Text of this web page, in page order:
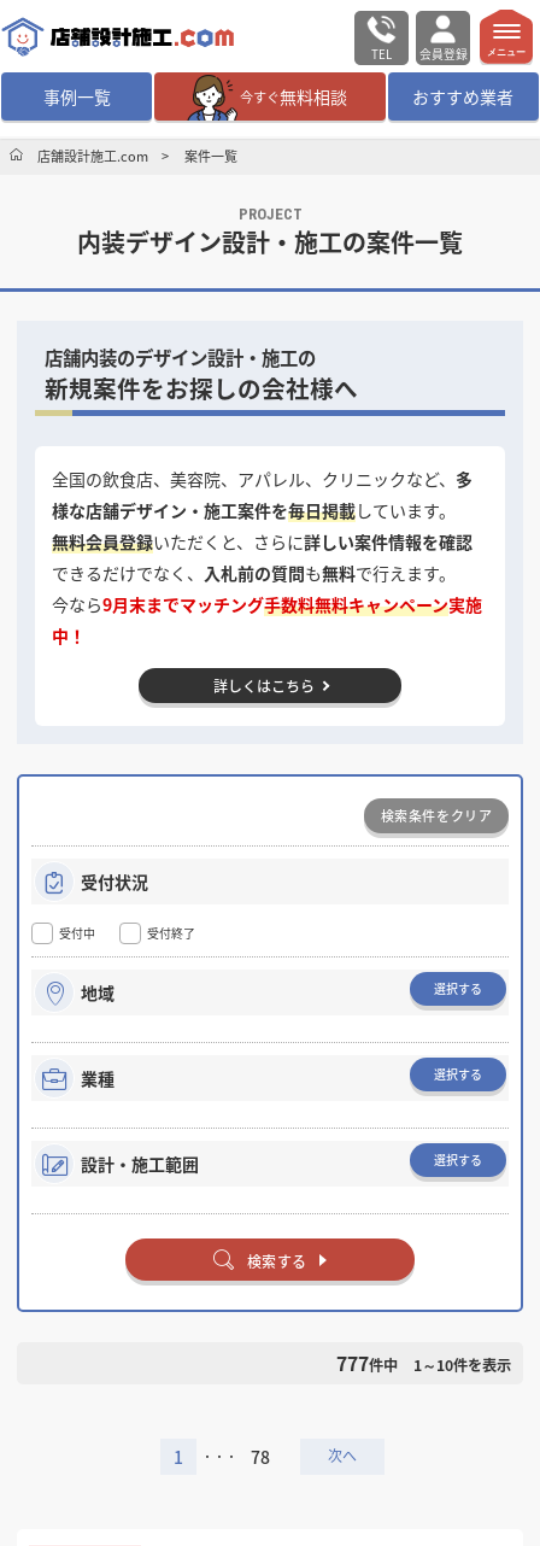
TEL 会員登録
事例一覧 今すぐ無料相談 おすすめ業者
無料相談 ログイン／会員登録
デザイン設計・施工 業者を探す
店舗・商業施設の施工事例を探す
マッチング案件一覧
内装の費用相場シミュレーター
掲載希望のデザイン 設計・施工会社様へ
メニュー
店舗設計施工.com 案件一覧
PROJECT
内装デザイン設計・施工の案件一覧
店舗内装のデザイン設計・施工の
新規案件をお探しの会社様へ
全国の飲食店、美容院、アパレル、クリニックなど、 多
様な店舗デザイン・施工案件を毎日掲載しています。
無料会員登録いただくと、さらに詳しい案件情報を確認
できるだけでなく、 入札前の質問も無料で行えます。
今なら9月末までマッチング手数料無料キャンペーン実施
中！
詳しくはこちら
検索条件をクリア
受付状況
受付中 受付終了
地域 選択する
業種 選択する
設計・施工範囲 選択する
検索する
777件中 1～10件を表示
1 ・・・ 78